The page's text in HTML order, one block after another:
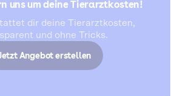
uns um deine Tierarztkosten!
dir deine Tierarztkosten,
und ohne Tricks.
Angebot erstellen